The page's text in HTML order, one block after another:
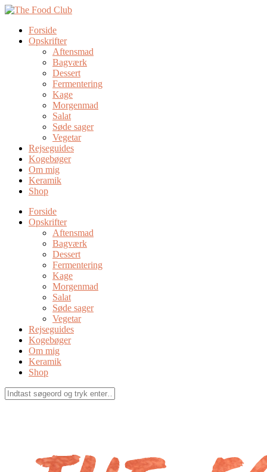
Forside
Opskrifter
Aftensmad
Bagværk
Dessert
Fermentering
Kage
Morgenmad
Salat
Søde sager
Vegetar
Rejseguides
Kogebøger
Om mig
Keramik
Shop
Forside
Opskrifter
Aftensmad
Bagværk
Dessert
Fermentering
Kage
Morgenmad
Salat
Søde sager
Vegetar
Rejseguides
Kogebøger
Om mig
Keramik
Shop